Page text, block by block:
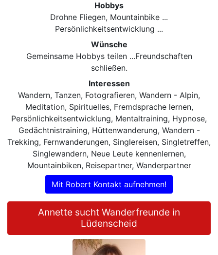
Hobbys
Drohne Fliegen, Mountainbike ...
Persönlichkeitsentwicklung ...
Wünsche
Gemeinsame Hobbys teilen ...Freundschaften
schließen.
Interessen
Wandern, Tanzen, Fotografieren, Wandern - Alpin,
Meditation, Spirituelles, Fremdsprache lernen,
Persönlichkeitsentwicklung, Mentaltraining, Hypnose,
Gedächtnistraining, Hüttenwanderung, Wandern -
Trekking, Fernwanderungen, Singlereisen, Singletreffen,
Singlewandern, Neue Leute kennenlernen,
Mountainbiken, Reisepartner, Wanderpartner
Mit Robert Kontakt aufnehmen!
Annette sucht Wanderfreunde in
Lüdenscheid